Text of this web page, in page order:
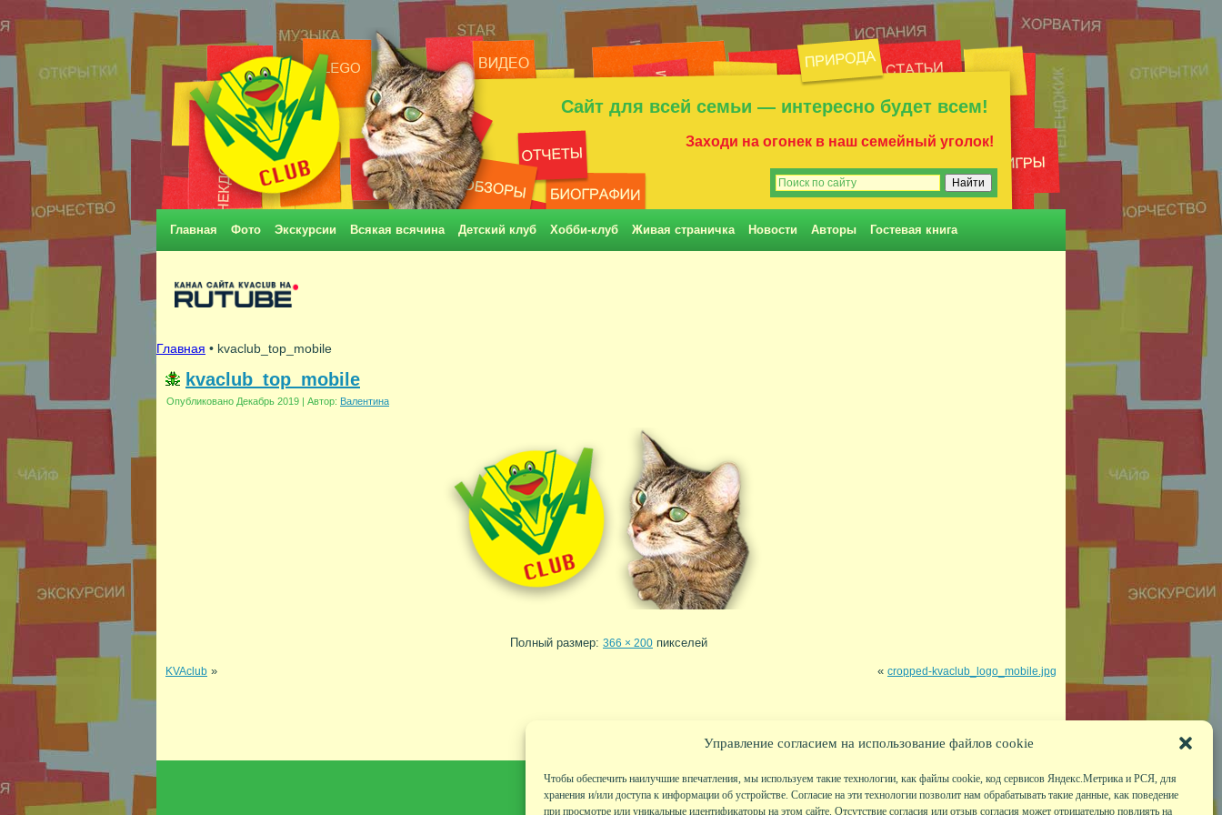
Управление согласием на использование файлов cookie
Чтобы обеспечить наилучшие впечатления, мы используем такие технологии, как файлы cookie, код сервисов Яндекс.Метрика и РСЯ, для
хранения и/или доступа к информации об устройстве. Согласие на эти технологии позволит нам обрабатывать такие данные, как поведение
при просмотре или уникальные идентификаторы на этом сайте. Отсутствие согласия или отзыв согласия может отрицательно повлиять на
Сайт для всей семьи — интересно будет всем!
Заходи на огонек в наш семейный уголок!
Главная Фото Экскурсии Всякая всячина Детский клуб Хобби-клуб Живая страничка Новости Авторы Гостевая книга
Главная • kvaclub_top_mobile
kvaclub_top_mobile
Опубликовано Декабрь 2019 | Автор: Валентина
Полный размер: 366 × 200 пикселей
KVAclub » « cropped-kvaclub_logo_mobile.jpg